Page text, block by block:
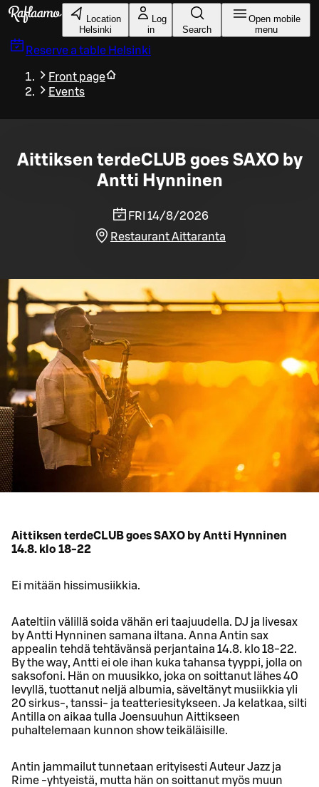
Skip to main content
Location
Helsinki
Log
in
Search
Open mobile
menu
Reserve a table Helsinki
Front page
Events
Aittiksen terdeCLUB goes SAXO by
Antti Hynninen
FRI 14/8/2026
Restaurant Aittaranta
Aittiksen terdeCLUB goes SAXO by Antti Hynninen
14.8. klo 18-22
Ei mitään hissimusiikkia.
Aateltiin välillä soida vähän eri taajuudella. DJ ja livesax
by Antti Hynninen samana iltana. Anna Antin sax
appealin tehdä tehtävänsä perjantaina 14.8. klo 18-22.
By the way, Antti ei ole ihan kuka tahansa tyyppi, jolla on
saksofoni. Hän on muusikko, joka on soittanut lähes 40
levyllä, tuottanut neljä albumia, säveltänyt musiikkia yli
20 sirkus-, tanssi- ja teatteriesitykseen. Ja kelatkaa, silti
Antilla on aikaa tulla Joensuuhun Aittikseen
puhaltelemaan kunnon show teikäläisille.
Antin jammailut tunnetaan erityisesti Auteur Jazz ja
Rime -yhtyeistä, mutta hän on soittanut myös muun